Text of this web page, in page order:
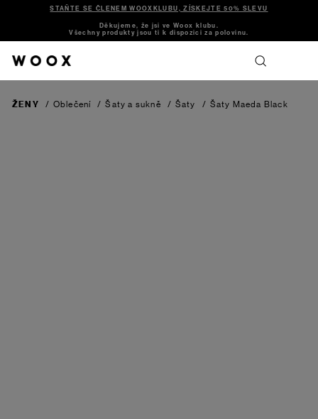
STAŇTE SE ČLENEM WOOXKLUBU, ZÍSKEJTE 50% SLEVU
Děkujeme, že jsi ve Woox klubu.
Všechny produkty jsou ti k dispozici za polovinu.
ŽENY / Oblečení / Šaty a sukně / Šaty / Šaty Maeda Black